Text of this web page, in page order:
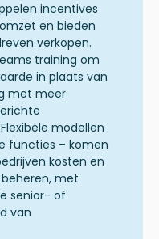
incentives
omzet en bieden
verkopen.
training om
in plaats van
met meer
modellen
functies – komen
kosten en
met
senior- of
van